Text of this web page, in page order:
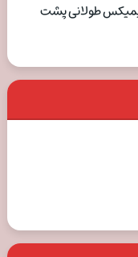
طولانی پشت